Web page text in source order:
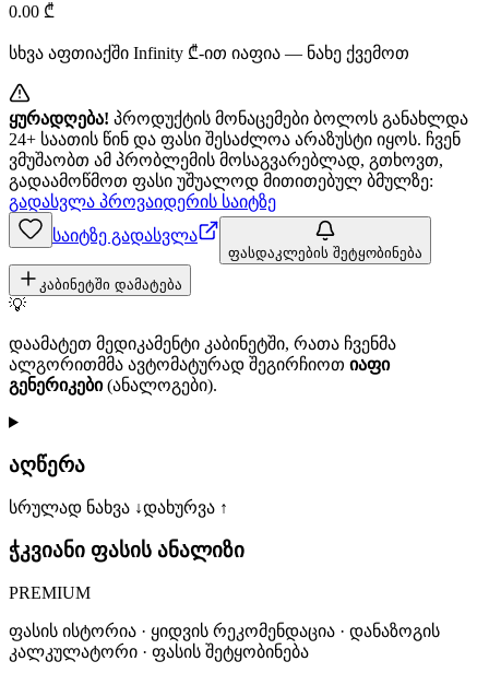
0.00 ₾
სხვა აფთიაქში Infinity ₾-ით იაფია — ნახე ქვემოთ
ყურადღება! პროდუქტის მონაცემები ბოლოს განახლდა
24+ საათის წინ და ფასი შესაძლოა არაზუსტი იყოს. ჩვენ
ვმუშაობთ ამ პრობლემის მოსაგვარებლად, გთხოვთ,
გადაამოწმოთ ფასი უშუალოდ მითითებულ ბმულზე:
გადასვლა პროვაიდერის საიტზე
საიტზე გადასვლა
ფასდაკლების შეტყობინება
კაბინეტში დამატება
💡
დაამატეთ მედიკამენტი კაბინეტში, რათა ჩვენმა
ალგორითმმა ავტომატურად შეგირჩიოთ იაფი
გენერიკები(ანალოგები).
აღწერა
სრულად ნახვა ↓დახურვა ↑
ჭკვიანი ფასის ანალიზი
PREMIUM
ფასის ისტორია · ყიდვის რეკომენდაცია · დანაზოგის
კალკულატორი · ფასის შეტყობინება